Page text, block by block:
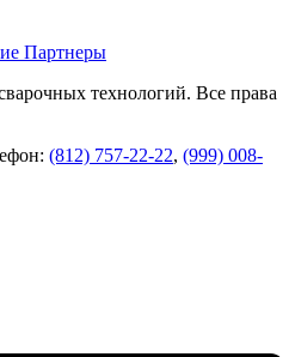
Партнеры
технологий. Все права
(812) 757-22-22, (999) 008-